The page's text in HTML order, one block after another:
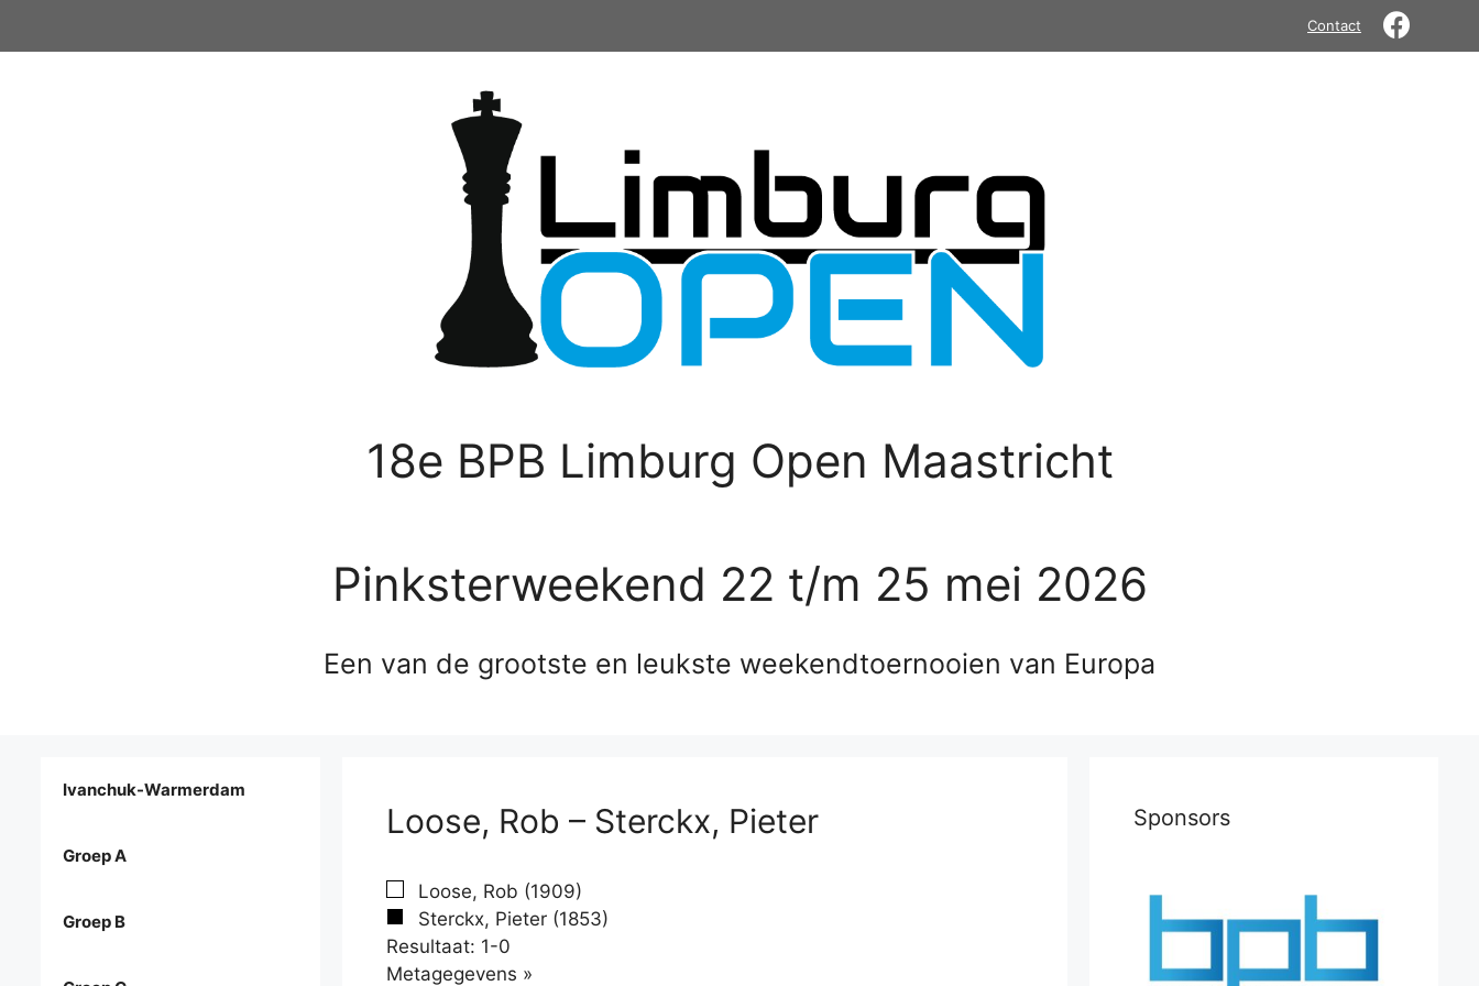
Contact
18e BPB Limburg Open Maastricht
Pinksterweekend 22 t/m 25 mei 2026
Een van de grootste en leukste weekendtoernooien van Europa
Loose, Rob – Sterckx, Pieter
Loose, Rob (1909)
Sterckx, Pieter (1853)
Resultaat: 1-0
Metagegevens »
Ivanchuk-Warmerdam
Groep A
Groep B
Sponsors